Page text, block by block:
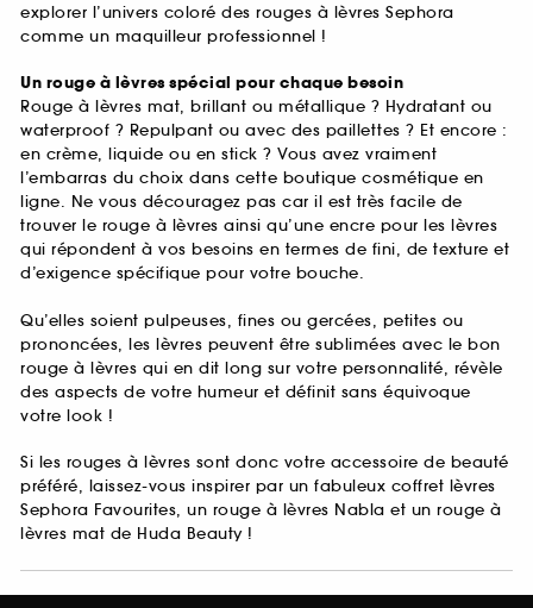
explorer l’univers coloré des rouges à lèvres Sephora
comme un maquilleur professionnel !
Un rouge à lèvres spécial pour chaque besoin
Rouge à lèvres mat, brillant ou métallique ? Hydratant ou
waterproof ? Repulpant ou avec des paillettes ? Et encore :
en crème, liquide ou en stick ? Vous avez vraiment
l’embarras du choix dans cette boutique cosmétique en
ligne. Ne vous découragez pas car il est très facile de
trouver le rouge à lèvres ainsi qu’une encre pour les lèvres
qui répondent à vos besoins en termes de fini, de texture et
d’exigence spécifique pour votre bouche.
Qu’elles soient pulpeuses, fines ou gercées, petites ou
prononcées, les lèvres peuvent être sublimées avec le bon
rouge à lèvres qui en dit long sur votre personnalité, révèle
des aspects de votre humeur et définit sans équivoque
votre look !
Si les rouges à lèvres sont donc votre accessoire de beauté
préféré, laissez-vous inspirer par un fabuleux coffret lèvres
Sephora Favourites, un rouge à lèvres Nabla et un rouge à
lèvres mat de Huda Beauty !